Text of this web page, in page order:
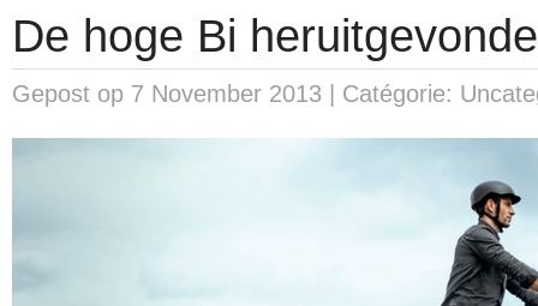
De hoge Bi
Gepost op 7 November 2013 | Catégorie: